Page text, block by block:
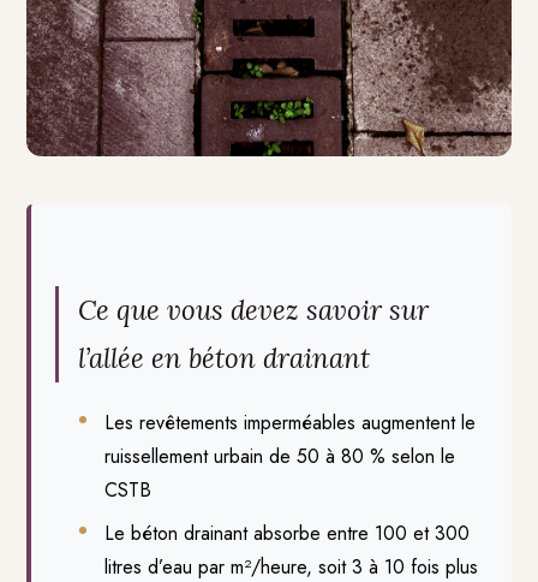
Ce que vous devez savoir sur
l’allée en béton drainant
Les revêtements imperméables augmentent le
ruissellement urbain de 50 à 80 % selon le
CSTB
Le béton drainant absorbe entre 100 et 300
litres d’eau par m²/heure, soit 3 à 10 fois plus